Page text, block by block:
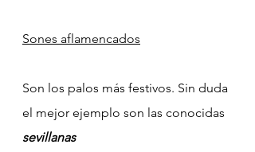
Sones aflamencados
Son los palos más festivos. Sin duda
el mejor ejemplo son las conocidas
sevillanas